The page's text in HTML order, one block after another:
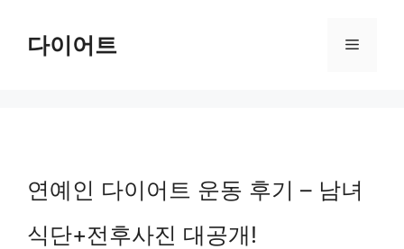
다이어트 Menu
연예인 다이어트 운동 후기 – 남녀
식단+전후사진 대공개!